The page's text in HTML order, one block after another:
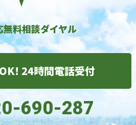
無料相談ダイヤル
24時間電話受付
690-287